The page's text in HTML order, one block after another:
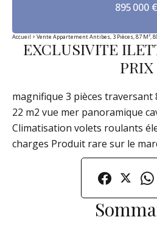
895 000 €
Accueil Vente Appartement Antibes, 3 Pièces, 87 M²,
EXCLUSIVITE
PRIX
magnifique 3 pièces traversant
22 m2 vue mer panoramique
Climatisation volets roulants
charges Produit rare sur le